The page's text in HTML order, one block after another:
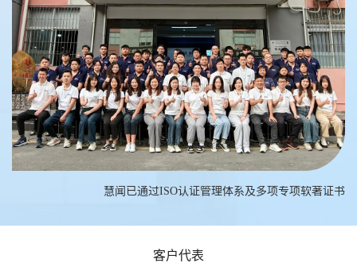
慧闻已通过ISO认证管理体系及多项专项软著证书
客户代表